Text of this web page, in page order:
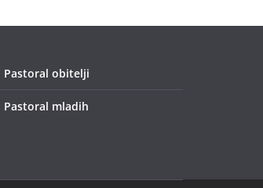
Pastoral obitelji
Pastoral mladih